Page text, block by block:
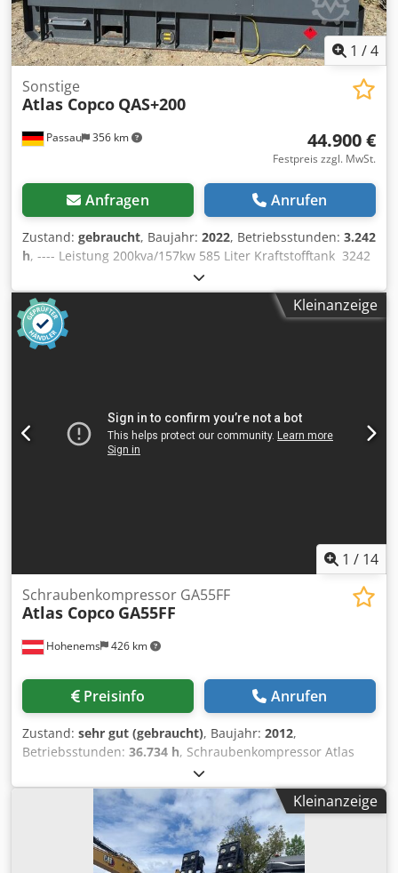
1 /4
Passau 356 km
Sonstige
Atlas Copco QAS+200
44.900 €
Festpreis zzgl. MwSt.
Anfragen Anrufen
Zustand: gebraucht, Baujahr: 2022, Betriebsstunden: 3.242
h, ---- Leistung 200kva/157kw 585 Liter Kraftstofftank 3242
h, BJ 12/2022 Csdjzrkuaspfx Am Hjrf Steckdosen 125-63-32-
16A + DS Fehlerstromschutzschalter Typ B
Kleinanzeige
1 / 14
Hohenems 426 km
Schraubenkompressor GA55FF
Atlas Copco GA55FF
Preisinfo Anrufen
Zustand: sehr gut (gebraucht), Baujahr: 2012,
Betriebsstunden: 36.734 h, Schraubenkompressor Atlas
Copco GA55FF Crjdpfxjzphrws Am Hsf Trockner integriert
55 kW 9,80 bar 8,87 m3/min Baujahr: 2012
Betriebsstunden: 36.734
Kleinanzeige